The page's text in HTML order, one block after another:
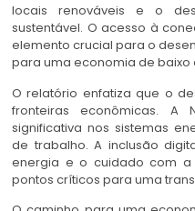
locais renováveis e o
sustentável. O acesso à
elemento crucial para o
para uma economia de baixo
O relatório enfatiza que o
fronteiras econômicas. A
significativa nos sistemas
de trabalho. A inclusão
energia e o cuidado com a
pontos críticos para uma